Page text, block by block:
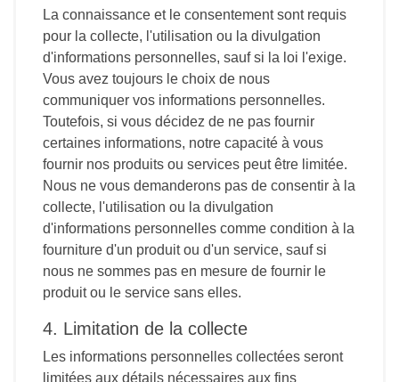
La connaissance et le consentement sont requis
pour la collecte, l'utilisation ou la divulgation
d'informations personnelles, sauf si la loi l'exige.
Vous avez toujours le choix de nous
communiquer vos informations personnelles.
Toutefois, si vous décidez de ne pas fournir
certaines informations, notre capacité à vous
fournir nos produits ou services peut être limitée.
Nous ne vous demanderons pas de consentir à la
collecte, l'utilisation ou la divulgation
d'informations personnelles comme condition à la
fourniture d'un produit ou d'un service, sauf si
nous ne sommes pas en mesure de fournir le
produit ou le service sans elles.
4. Limitation de la collecte
Les informations personnelles collectées seront
limitées aux détails nécessaires aux fins